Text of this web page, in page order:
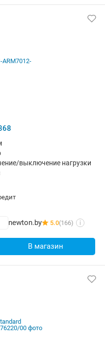
выключение нагрузки
newton.by 5.0(166) i
В магазин